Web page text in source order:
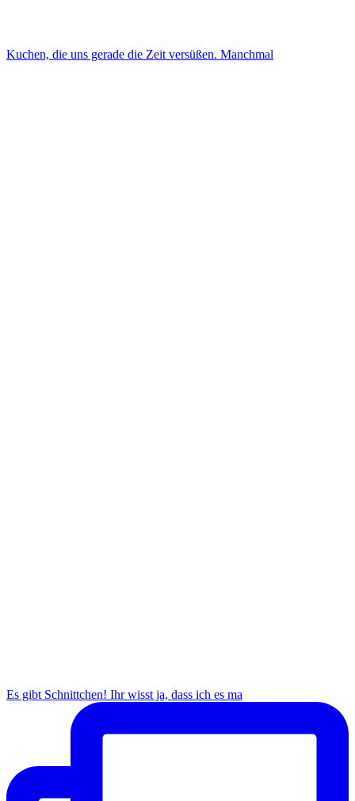
Kuchen, die uns gerade die Zeit versüßen. Manchmal
Es gibt Schnittchen! Ihr wisst ja, dass ich es ma